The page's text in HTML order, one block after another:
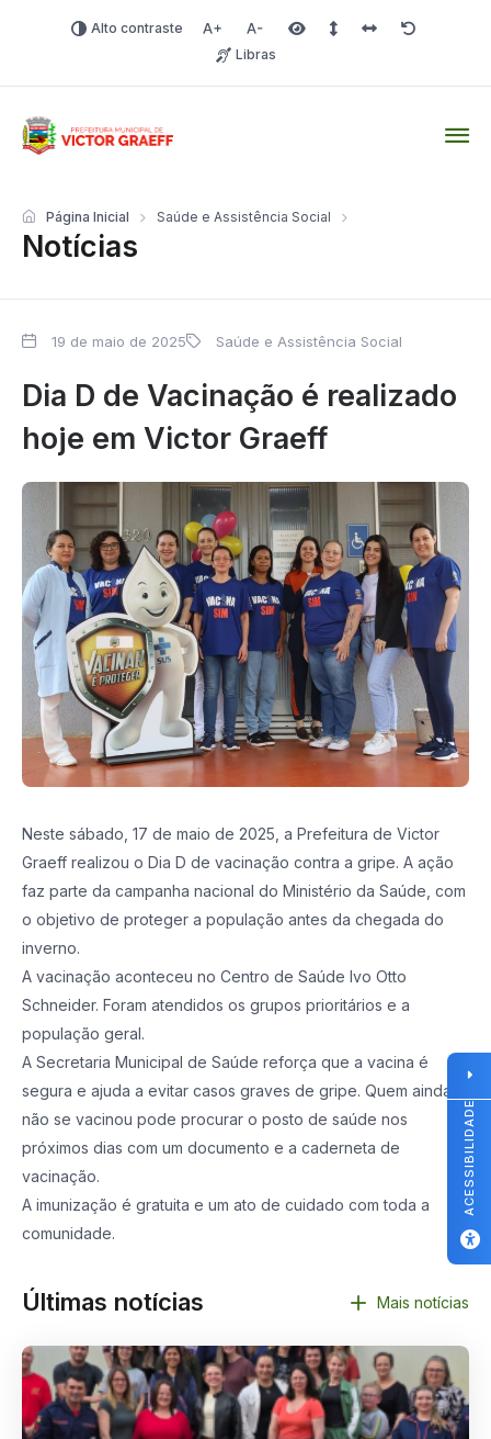
Alto contraste Aumentar fonte
Diminuir fonteÁrea selecionada
Espaçamento de linha
Espaço dos
Redefinir
Libras
Notícias
Página Inicial Saúde e Assistência Social
19 de maio de 2025 Saúde e Assistência Social
Dia D de Vacinação é realizado
hoje em Victor Graeff
Neste sábado, 17 de maio de 2025, a Prefeitura de Victor
Graeff realizou o Dia D de vacinação contra a gripe. A ação
faz parte da campanha nacional do Ministério da Saúde, com
o objetivo de proteger a população antes da chegada do
inverno.
A vacinação aconteceu no Centro de Saúde Ivo Otto
Schneider. Foram atendidos os grupos prioritários e a
população geral.
A Secretaria Municipal de Saúde reforça que a vacina é
segura e ajuda a evitar casos graves de gripe. Quem ainda
não se vacinou pode procurar o posto de saúde nos
próximos dias com um documento e a caderneta de
vacinação.
A imunização é gratuita e um ato de cuidado com toda a
comunidade.
Últimas notícias Mais notícias
ACESSIBILIDADE